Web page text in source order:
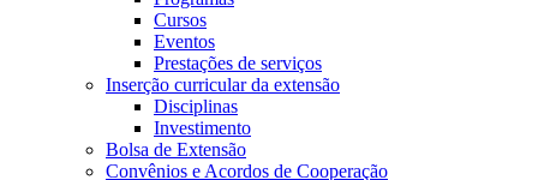
Cursos
Eventos
Prestações de serviços
Inserção curricular da extensão
Disciplinas
Investimento
Bolsa de Extensão
Convênios e Acordos de Cooperação